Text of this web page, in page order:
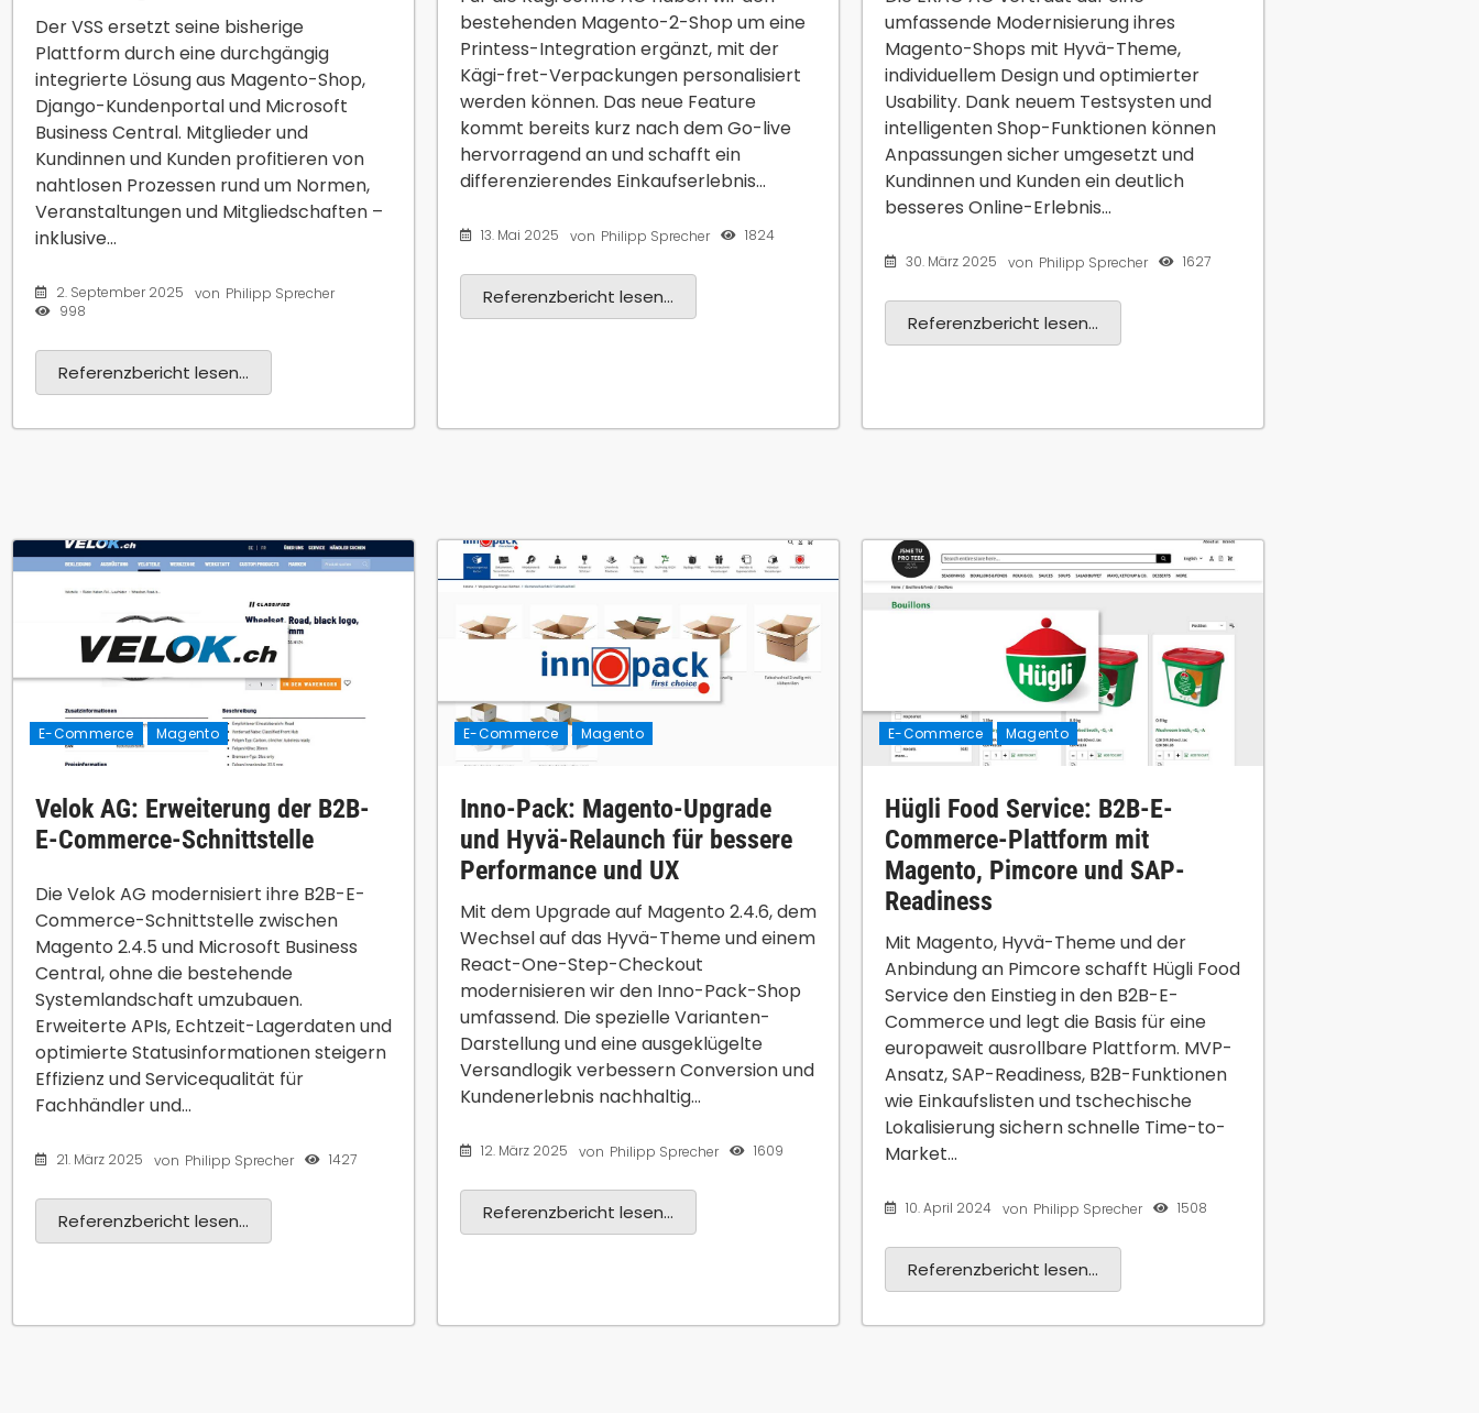
2. September 2025 von Philipp Sprecher
998
Der VSS ersetzt seine bisherige
Plattform durch eine durchgängig
integrierte Lösung aus Magento-Shop,
Django-Kundenportal und Microsoft
Business Central. Mitglieder und
Kundinnen und Kunden profitieren von
nahtlosen Prozessen rund um Normen,
Veranstaltungen und Mitgliedschaften –
inklusive...
Referenzbericht lesen...
13. Mai 2025 von Philipp Sprecher 1824
bestehenden Magento-2-Shop um eine
Printess-Integration ergänzt, mit der
Kägi-fret-Verpackungen personalisiert
werden können. Das neue Feature
kommt bereits kurz nach dem Go-live
hervorragend an und schafft ein
differenzierendes Einkaufserlebnis...
Referenzbericht lesen...
30. März 2025 von Philipp Sprecher 1627
umfassende Modernisierung ihres
Magento-Shops mit Hyvä-Theme,
individuellem Design und optimierter
Usability. Dank neuem Testsysten und
intelligenten Shop-Funktionen können
Anpassungen sicher umgesetzt und
Kundinnen und Kunden ein deutlich
besseres Online-Erlebnis...
Referenzbericht lesen...
E-Commerce Magento
Velok AG: Erweiterung der B2B-
E-Commerce-Schnittstelle
21. März 2025 von Philipp Sprecher 1427
Die Velok AG modernisiert ihre B2B-E-
Commerce-Schnittstelle zwischen
Magento 2.4.5 und Microsoft Business
Central, ohne die bestehende
Systemlandschaft umzubauen.
Erweiterte APIs, Echtzeit-Lagerdaten und
optimierte Statusinformationen steigern
Effizienz und Servicequalität für
Fachhändler und...
Referenzbericht lesen...
E-Commerce Magento
Inno-Pack: Magento-Upgrade
und Hyvä-Relaunch für bessere
Performance und UX
12. März 2025 von Philipp Sprecher 1609
Mit dem Upgrade auf Magento 2.4.6, dem
Wechsel auf das Hyvä-Theme und einem
React-One-Step-Checkout
modernisieren wir den Inno-Pack-Shop
umfassend. Die spezielle Varianten-
Darstellung und eine ausgeklügelte
Versandlogik verbessern Conversion und
Kundenerlebnis nachhaltig...
Referenzbericht lesen...
E-Commerce Magento
Hügli Food Service: B2B-E-
Commerce-Plattform mit
Magento, Pimcore und SAP-
Readiness
10. April 2024 von Philipp Sprecher 1508
Mit Magento, Hyvä-Theme und der
Anbindung an Pimcore schafft Hügli Food
Service den Einstieg in den B2B-E-
Commerce und legt die Basis für eine
europaweit ausrollbare Plattform. MVP-
Ansatz, SAP-Readiness, B2B-Funktionen
wie Einkaufslisten und tschechische
Lokalisierung sichern schnelle Time-to-
Market...
Referenzbericht lesen...